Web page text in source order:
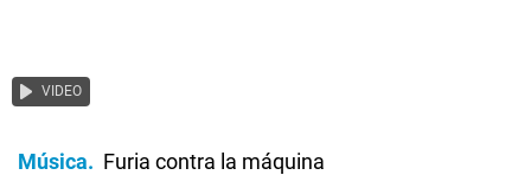
VIDEO
Música Furia contra la máquina